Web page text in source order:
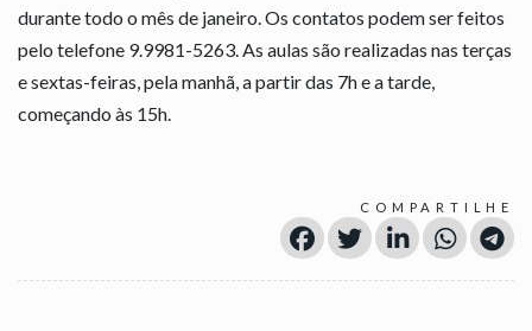
durante todo o mês de janeiro. Os contatos podem ser feitos
pelo telefone 9.9981-5263. As aulas são realizadas nas terças
e sextas-feiras, pela manhã, a partir das 7h e a tarde,
começando às 15h.
COMPARTILHE